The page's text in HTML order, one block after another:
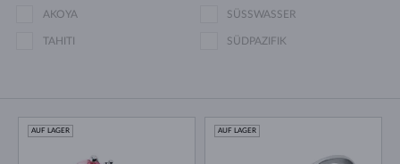
AKOYA SÜSSWASSER
TAHITI SÜDPAZIFIK
AUF LAGER AUF LAGER